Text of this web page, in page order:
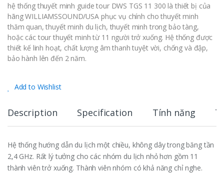
hệ thống thuyết minh guide tour DWS TGS 11 300 là thiết bị của
hãng WILLIAMSSOUND/USA phục vụ chính cho thuyết minh
thăm quan, thuyết minh du lịch, thuyết minh trong bảo tàng,
hoặc các tour thuyết minh từ 11 người trở xuống. Hệ thống được
thiết kế linh hoạt, chất lượng âm thanh tuyệt vời, chống và đập,
bảo hành lên đến 2 năm.
Add to Wishlist
Description Specification Tính năng
Hệ thống hướng dẫn du lịch một chiều, không dây trong băng tần
2,4 GHz. Rất lý tưởng cho các nhóm du lịch nhỏ hơn gồm 11
thành viên trở xuống. Thành viên nhóm có khả năng chỉ nghe.